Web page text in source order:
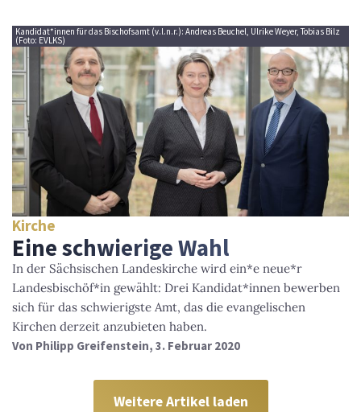
Kandidat*innen für das Bischofsamt (v.l.n.r.): Andreas Beuchel, Ulrike Weyer, Tobias Bilz
(Foto: EVLKS)
Kirche
Eine schwierige Wahl
In der Sächsischen Landeskirche wird ein*e neue*r
Landesbischöf*in gewählt: Drei Kandidat*innen bewerben
sich für das schwierigste Amt, das die evangelischen
Kirchen derzeit anzubieten haben.
Von Philipp Greifenstein, 3. Februar 2020
Weitere Artikel laden